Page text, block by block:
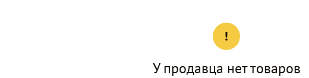
У продавца нет товаров